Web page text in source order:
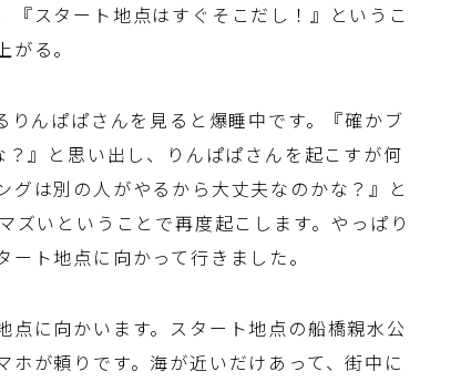
スタート地点はすぐそこだし！』というこ
る。
んぱぱさんを見ると爆睡中です。『確かブ
』と思い出し、りんぱぱさんを起こすが何
は別の人がやるから大丈夫なのかな？』と
ズいということで再度起こします。やっぱり
ト地点に向かって行きました。
に向かいます。スタート地点の船橋親水公
が頼りです。海が近いだけあって、街中に